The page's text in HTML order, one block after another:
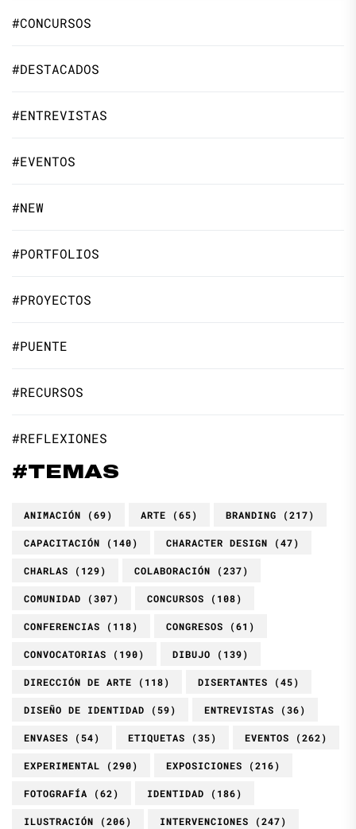
#CONCURSOS
#DESTACADOS
#ENTREVISTAS
#EVENTOS
#NEW
#PORTFOLIOS
#PROYECTOS
#PUENTE
#RECURSOS
#REFLEXIONES
#TEMAS
ANIMACIÓN (69) ARTE (65) BRANDING (217)
CAPACITACIÓN (140) CHARACTER DESIGN (47)
CHARLAS (129) COLABORACIÓN (237)
COMUNIDAD (307) CONCURSOS (108)
CONFERENCIAS (118) CONGRESOS (61)
CONVOCATORIAS (190) DIBUJO (139)
DIRECCIÓN DE ARTE (118) DISERTANTES (45)
DISEÑO DE IDENTIDAD (59) ENTREVISTAS (36)
ENVASES (54) ETIQUETAS (35) EVENTOS (262)
EXPERIMENTAL (290) EXPOSICIONES (216)
FOTOGRAFÍA (62) IDENTIDAD (186)
ILUSTRACIÓN (206) INTERVENCIONES (247)